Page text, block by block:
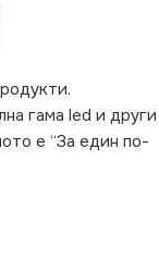
гама led и други
е “За един по-